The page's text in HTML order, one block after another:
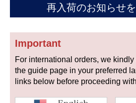
ヴァシュロン
チューダー
商品の状態から
再入荷のお知らせ
Important
For international orders, we
the guide page in your preferred
links below before proceeding